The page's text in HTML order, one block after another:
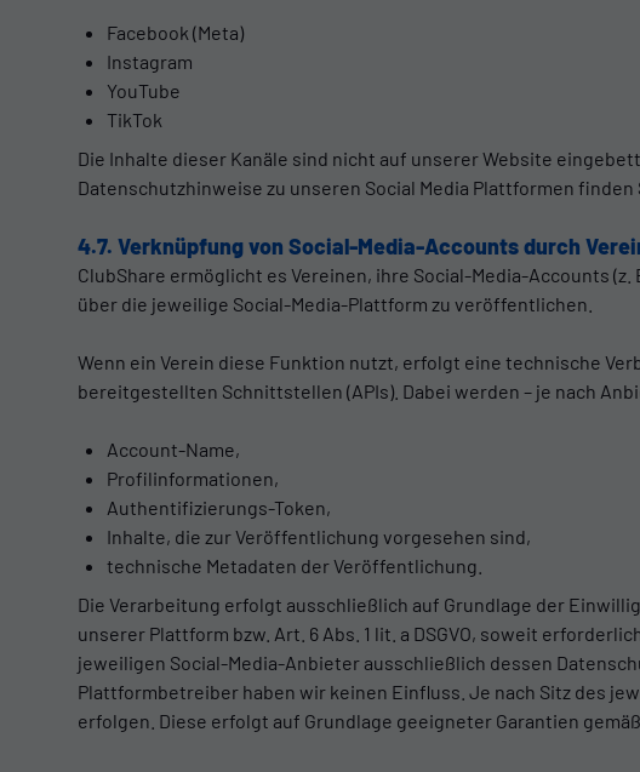
Facebook (Meta)
Instagram
YouTube
TikTok
Die Inhalte dieser Kanäle sind nicht auf unserer Website
Datenschutzhinweise zu unseren Social Media Plattformen finden
4.7. Verknüpfung von Social-Media-Accounts durch
ClubShare ermöglicht es Vereinen, ihre Social-Media-Accounts
über die jeweilige Social-Media-Plattform zu veröffentlichen.
Wenn ein Verein diese Funktion nutzt, erfolgt eine technische
bereitgestellten Schnittstellen (APIs). Dabei werden – je nach
Account-Name,
Profilinformationen,
Authentifizierungs-Token,
Inhalte, die zur Veröffentlichung vorgesehen sind,
technische Metadaten der Veröffentlichung.
Die Verarbeitung erfolgt ausschließlich auf Grundlage der
unserer Plattform bzw. Art. 6 Abs. 1 lit. a DSGVO, soweit
jeweiligen Social-Media-Anbieter ausschließlich dessen
Plattformbetreiber haben wir keinen Einfluss. Je nach Sitz des
erfolgen. Diese erfolgt auf Grundlage geeigneter Garantien